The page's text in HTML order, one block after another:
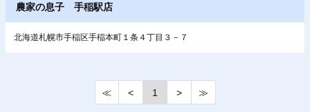
農家の息子 手稲駅店
北海道札幌市手稲区手稲本町１条４丁目３－７
≪ < 1 > ≫